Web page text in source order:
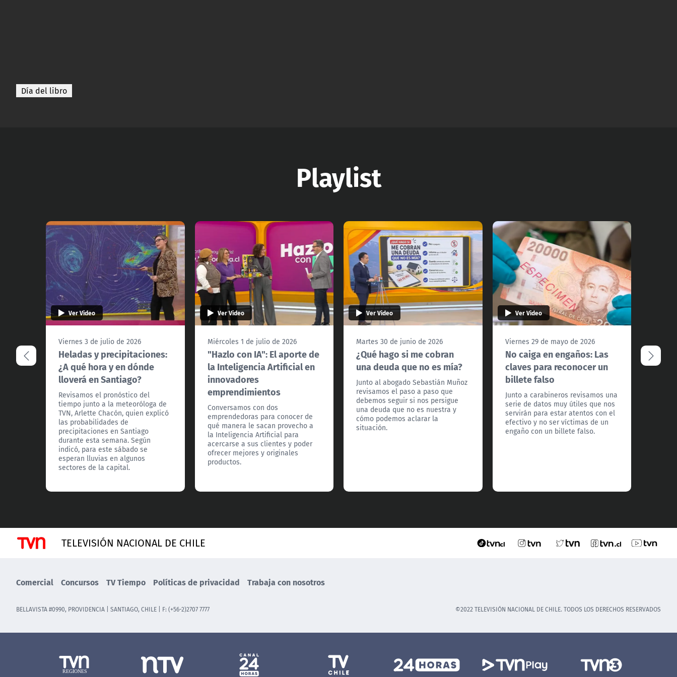
Día del libro
Playlist
Ver Video
Viernes 3 de julio de 2026
Heladas y precipitaciones:
¿A qué hora y en dónde
lloverá en Santiago?
Revisamos el pronóstico del
tiempo junto a la meteoróloga de
TVN, Arlette Chacón, quien explicó
las probabilidades de
precipitaciones en Santiago
durante esta semana. Según
indicó, para este sábado se
esperan lluvias en algunos
sectores de la capital.
Ver Video
Miércoles 1 de julio de 2026
"Hazlo con IA": El aporte de
la Inteligencia Artificial en
innovadores
emprendimientos
Conversamos con dos
emprendedoras para conocer de
qué manera le sacan provecho a
la Inteligencia Artificial para
acercarse a sus clientes y poder
ofrecer mejores y originales
productos.
Ver Video
Martes 30 de junio de 2026
¿Qué hago si me cobran
una deuda que no es mía?
Junto al abogado Sebastián Muñoz
revisamos el paso a paso que
debemos seguir si nos persigue
una deuda que no es nuestra y
cómo podemos aclarar la
situación.
Ver Video
Viernes 29 de mayo de 2026
No caiga en engaños: Las
claves para reconocer un
billete falso
Junto a carabineros revisamos una
serie de datos muy útiles que nos
servirán para estar atentos con el
efectivo y no ser víctimas de un
engaño con un billete falso.
TELEVISIÓN NACIONAL DE CHILE
Comercial Concursos TV Tiempo Políticas de privacidad Trabaja con nosotros
BELLAVISTA #0990, PROVIDENCIA | SANTIAGO, CHILE | F: (+56-2)2707 7777 ©2022 TELEVISIÓN NACIONAL DE CHILE. TODOS LOS DERECHOS RESERVADOS